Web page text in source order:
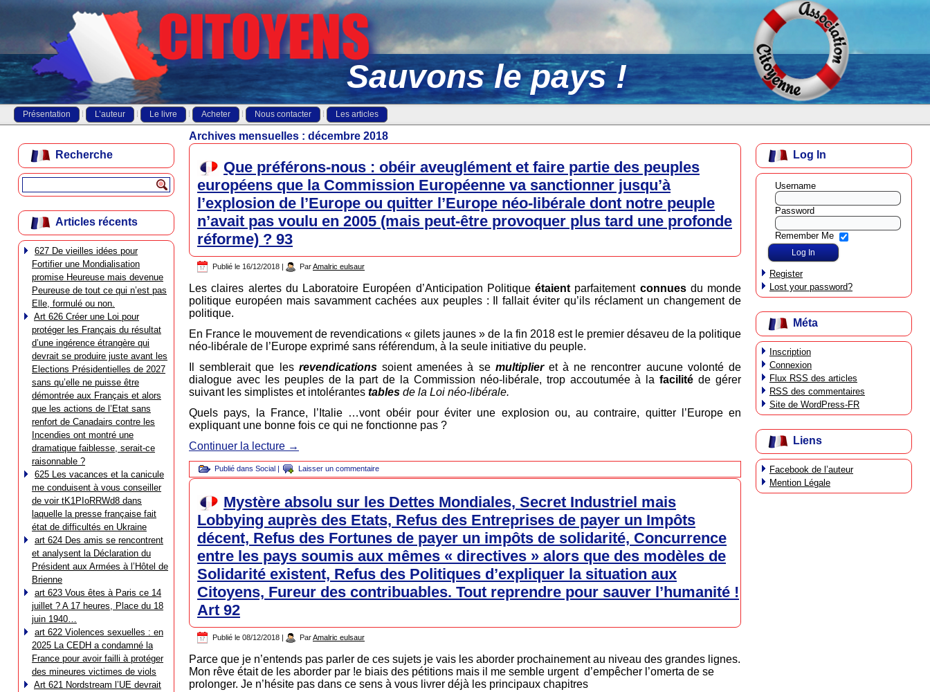
Sauvons le pays !
Présentation L’auteur Le livre Acheter Nous contacter Les articles
Recherche
Articles récents
627 De vieilles idées pour
Fortifier une Mondialisation
promise Heureuse mais devenue
Peureuse de tout ce qui n’est pas
Elle, formulé ou non.
Art 626 Créer une Loi pour
protéger les Français du résultat
d’une ingérence étrangère qui
devrait se produire juste avant les
Elections Présidentielles de 2027
sans qu’elle ne puisse être
démontrée aux Français et alors
que les actions de l’Etat sans
renfort de Canadairs contre les
Incendies ont montré une
dramatique faiblesse, serait-ce
raisonnable ?
625 Les vacances et la canicule
me conduisent à vous conseiller
de voir tK1PIoRRWd8 dans
laquelle la presse française fait
état de difficultés en Ukraine
art 624 Des amis se rencontrent
et analysent la Déclaration du
Président aux Armées à l’Hôtel de
Brienne
art 623 Vous êtes à Paris ce 14
juillet ? A 17 heures, Place du 18
juin 1940…
art 622 Violences sexuelles : en
2025 La CEDH a condamné la
France pour avoir failli à protéger
des mineures victimes de viols
Art 621 Nordstream l’UE devrait
Archives mensuelles : décembre 2018
Que préférons-nous : obéir aveuglément et faire partie des peuples
européens que la Commission Européenne va sanctionner jusqu’à
l’explosion de l’Europe ou quitter l’Europe néo-libérale dont notre peuple
n’avait pas voulu en 2005 (mais peut-être provoquer plus tard une profonde
réforme) ? 93
Publié le 16/12/2018 | ParAmalric eulsaur
Les claires alertes du Laboratoire Européen d’Anticipation Politique étaient parfaitement connuesdu monde
politique européen mais savamment cachées aux peuples : Il fallait éviter qu’ils réclament un changement de
politique.
En France le mouvement de revendications « gilets jaunes » de la fin 2018 est le premier désaveu de la politique
néo-libérale de l’Europe exprimé sans référendum, à la seule initiative du peuple.
Il semblerait que les revendicationssoient amenées à se multiplieret à ne rencontrer aucune volonté de
dialogue avec les peuples de la part de la Commission néo-libérale, trop accoutumée à lafacilité de gérer
suivant les simplistes et intolérantes tables de la Loi néo-libérale.
Quels pays, la France, l’Italie …vont obéir pour éviter une explosion ou, au contraire, quitter l’Europe en
expliquant une bonne fois ce qui ne fonctionne pas ?
Continuer la lecture →
Publié dans Social | Laisser un commentaire
Mystère absolu sur les Dettes Mondiales, Secret Industriel mais
Lobbying auprès des Etats, Refus des Entreprises de payer un Impôts
décent, Refus des Fortunes de payer un impôts de solidarité, Concurrence
entre les pays soumis aux mêmes « directives » alors que des modèles de
Solidarité existent, Refus des Politiques d’expliquer la situation aux
Citoyens, Fureur des contribuables. Tout reprendre pour sauver l’humanité !
Art 92
Publié le 08/12/2018 ParAmalric eulsaur
Parce que je n’entends pas parler de ces sujets je vais les aborder prochainement au niveau des grandes lignes.
Mon rêve était de les aborder par !e biais des pétitions mais il me semble urgent d’empêcher l’omerta de se
prolonger. Je n’hésite pas dans ce sens à vous livrer déjà les principaux chapitres
Log In
Username
Password
Remember Me
Register
Lost your password?
Méta
Inscription
Connexion
Flux RSS des articles
RSS des commentaires
Site de WordPress-FR
Liens
Facebook de l’auteur
Mention Légale